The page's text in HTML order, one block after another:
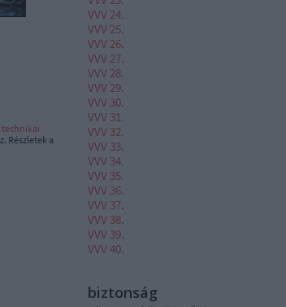
technikai
Részletek a
VVV 24.
VVV 25.
VVV 26.
VVV 27.
VVV 28.
VVV 29.
VVV 30.
VVV 31.
VVV 32.
VVV 33.
VVV 34.
VVV 35.
VVV 36.
VVV 37.
VVV 38.
VVV 39.
VVV 40.
biztonság